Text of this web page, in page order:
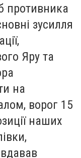
противника
зусилля
Яру та
на
ворог 15
наших